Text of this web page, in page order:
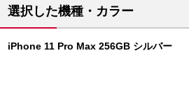
選択した機種・カラー
iPhone 11 Pro Max 256GB シルバー